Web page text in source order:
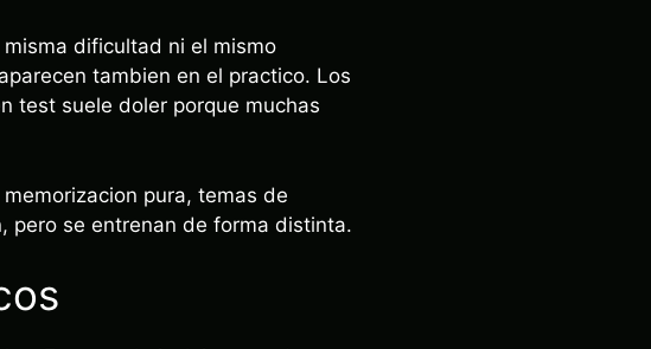
dificultad ni el mismo
tambien en el practico. Los
test suele doler porque muchas
pura, temas de
pero se entrenan de forma distinta.